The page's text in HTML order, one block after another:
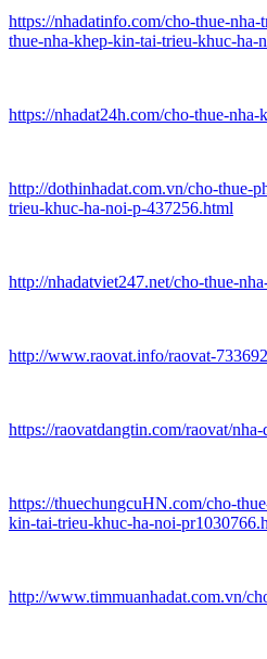
https://nhadatinfo.com/cho-thue-
thue-nha-khep-kin-tai-trieu-khuc-ha-
https://nhadat24h.com/cho-thue-
http://dothinhadat.com.vn/cho-thue-
trieu-khuc-ha-noi-p-437256.html
http://nhadatviet247.net/cho-thue-
http://www.raovat.info/raovat-
https://raovatdangtin.com/raovat/
https://thuechungcuHN.com/cho-
kin-tai-trieu-khuc-ha-noi-
http://www.timmuanhadat.com.vn/